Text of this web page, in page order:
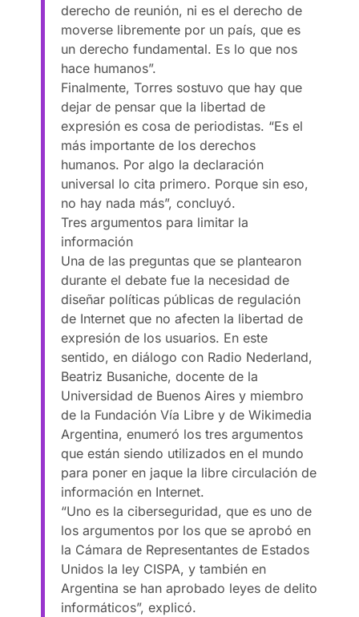
derecho de reunión, ni es el derecho de
moverse libremente por un país, que es
un derecho fundamental. Es lo que nos
hace humanos”.
Finalmente, Torres sostuvo que hay que
dejar de pensar que la libertad de
expresión es cosa de periodistas. “Es el
más importante de los derechos
humanos. Por algo la declaración
universal lo cita primero. Porque sin eso,
no hay nada más”, concluyó.
Tres argumentos para limitar la
información
Una de las preguntas que se plantearon
durante el debate fue la necesidad de
diseñar políticas públicas de regulación
de Internet que no afecten la libertad de
expresión de los usuarios. En este
sentido, en diálogo con Radio Nederland,
Beatriz Busaniche, docente de la
Universidad de Buenos Aires y miembro
de la Fundación Vía Libre y de Wikimedia
Argentina, enumeró los tres argumentos
que están siendo utilizados en el mundo
para poner en jaque la libre circulación de
información en Internet.
“Uno es la ciberseguridad, que es uno de
los argumentos por los que se aprobó en
la Cámara de Representantes de Estados
Unidos la ley CISPA, y también en
Argentina se han aprobado leyes de delito
informáticos”, explicó.